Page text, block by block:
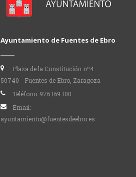
Ayuntamiento de Fuentes de Ebro
Plaza de la Constitución nº4
50740 - Fuentes de Ebro, Zaragoza
Teléfono: 976 169 100
Email:
ayuntamiento@fuentesdeebro.es